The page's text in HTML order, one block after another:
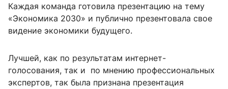
Каждая команда готовила презентацию на тему
«Экономика 2030» и публично презентовала свое
видение экономики будущего.
Лучшей, как по результатам интернет-
голосования, так и по мнению профессиональных
экспертов, так была признана презентация